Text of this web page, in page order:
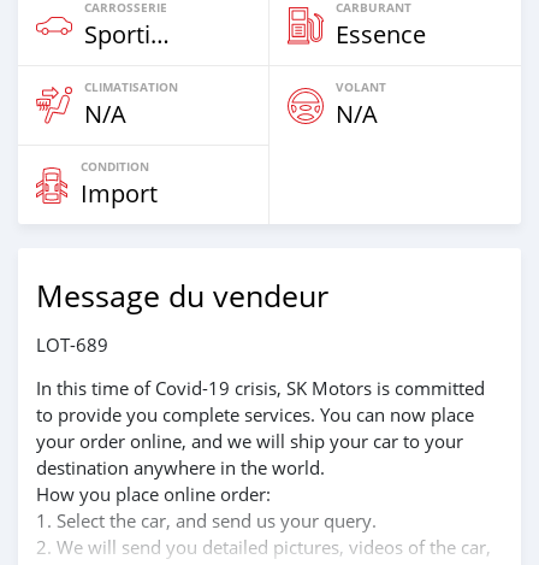
CARROSSERIE
Sportive‒Coupé
CARBURANT
Essence
CLIMATISATION
N/A
VOLANT
N/A
CONDITION
Import
Message du vendeur
LOT-689
In this time of Covid-19 crisis, SK Motors is committed
to provide you complete services. You can now place
your order online, and we will ship your car to your
destination anywhere in the world.
How you place online order:
1. Select the car, and send us your query.
2. We will send you detailed pictures, videos of the car,